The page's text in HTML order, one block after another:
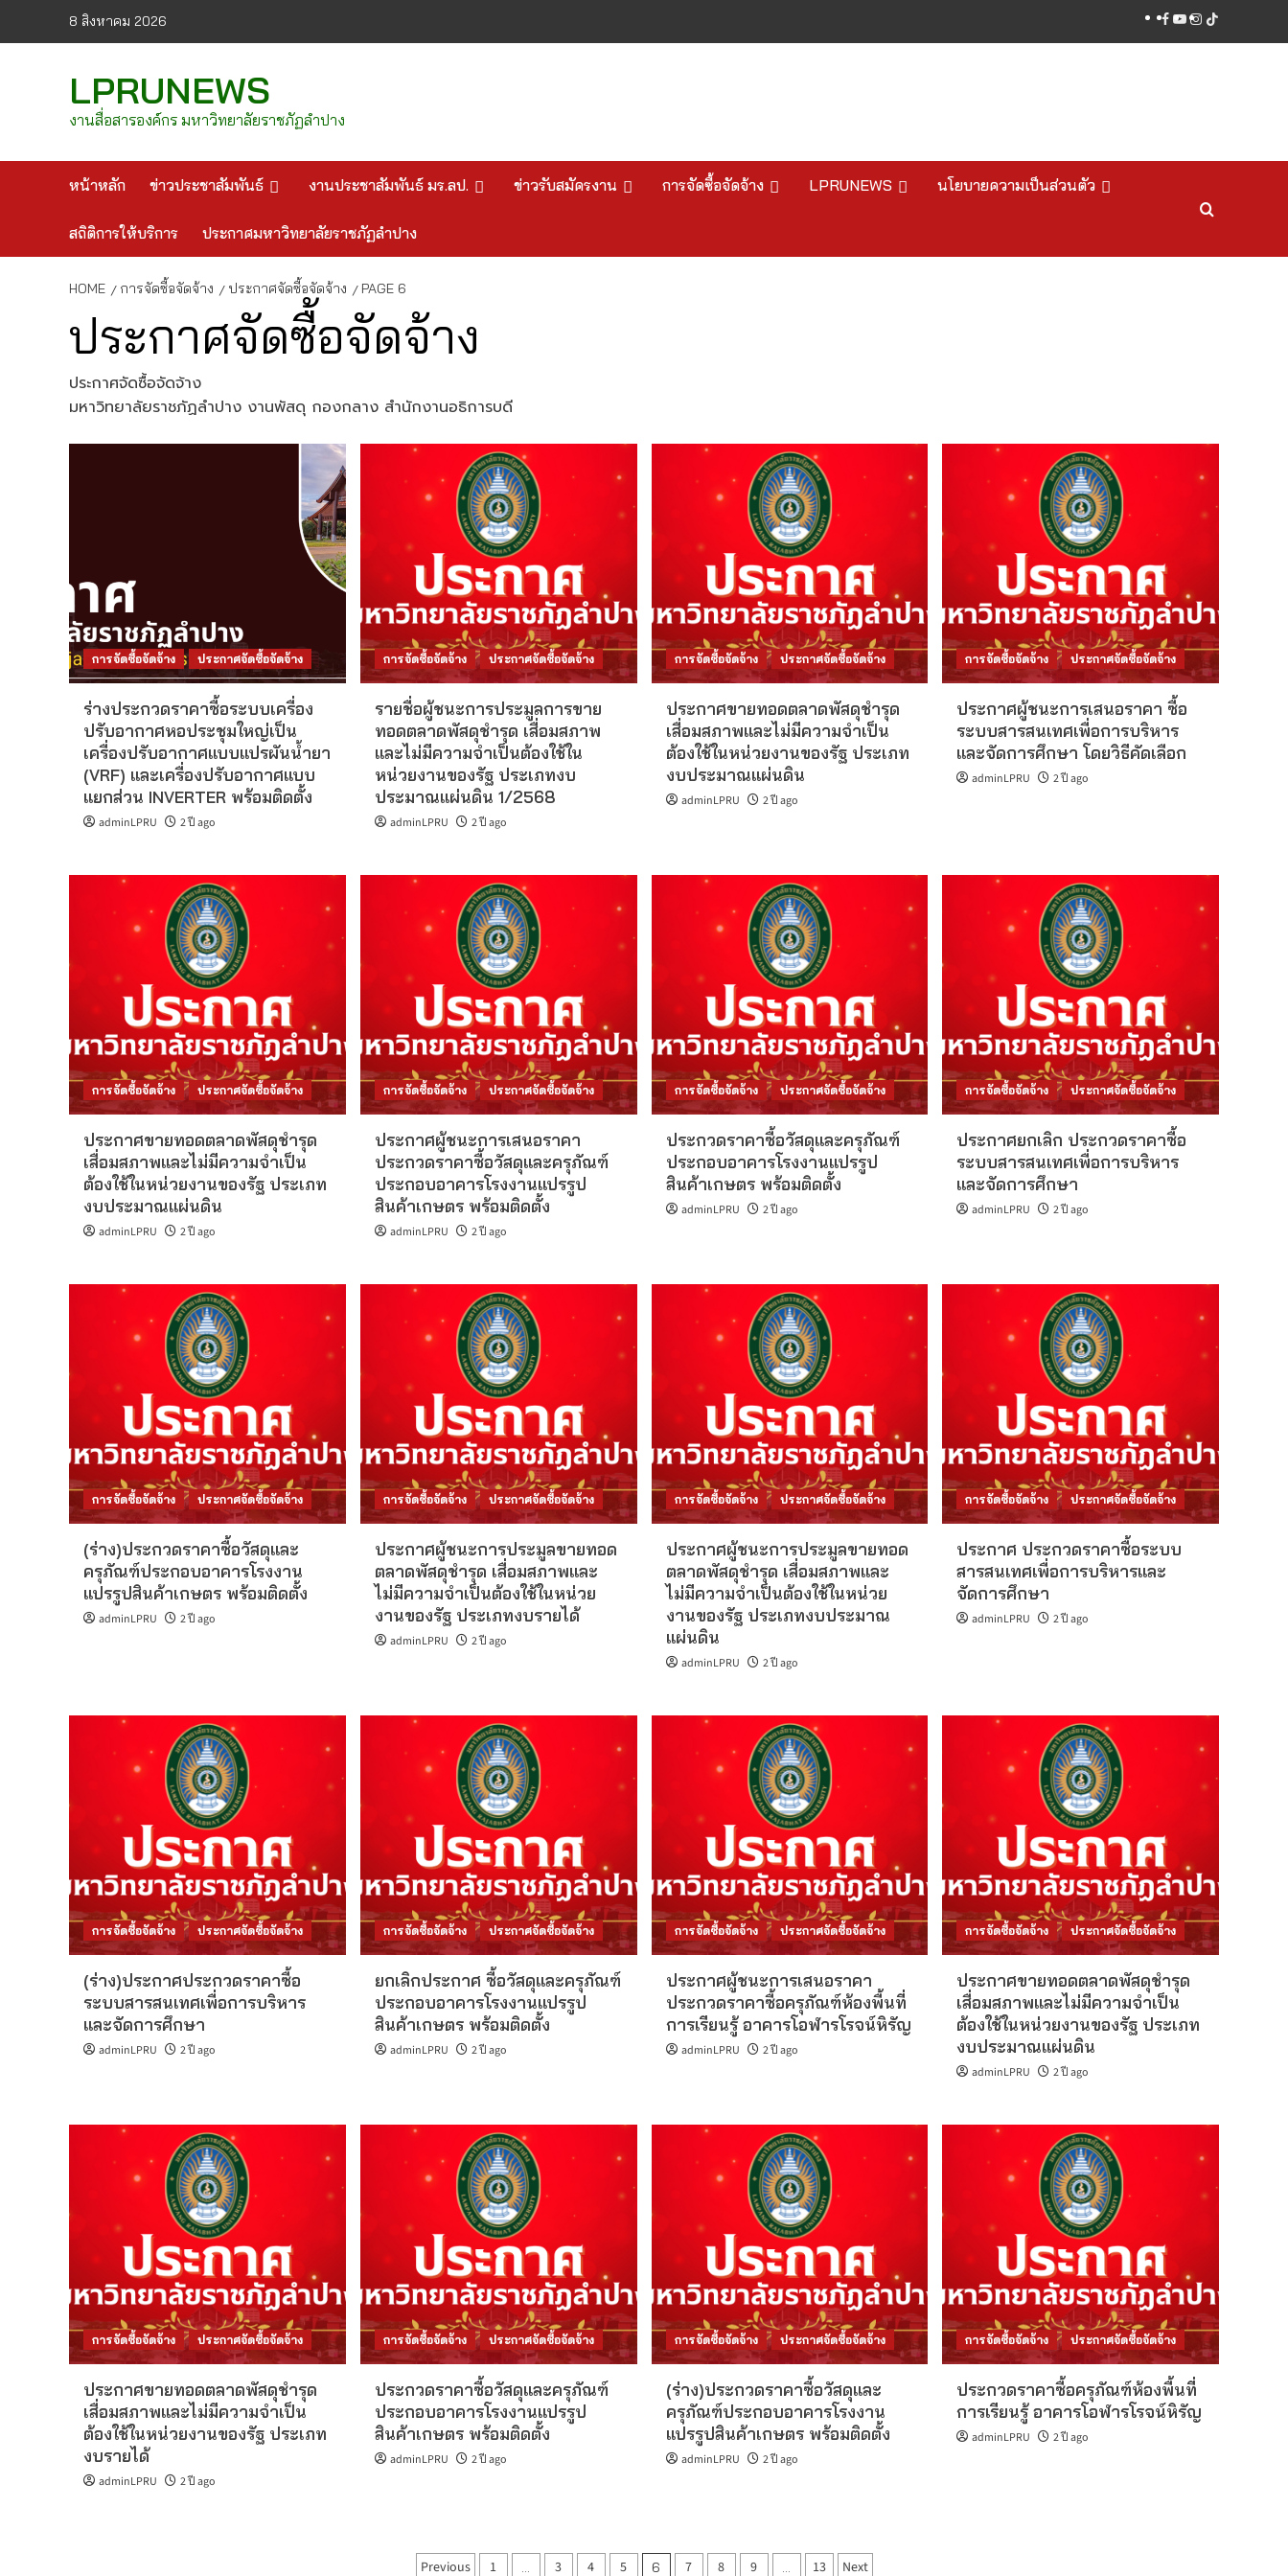
8 สิงหาคม 2026 facebook
youtube
instagram
tiktok
LPRUNEWS
งานสื่อสารองค์กร มหาวิทยาลัยราชภัฏลำปาง
หน้าหลัก ข่าวประชาสัมพันธ์ งานประชาสัมพันธ์ มร.ลป. ข่าวรับสมัครงาน การจัดซื้อจัดจ้าง LPRUNEWS นโยบายความเป็นส่วนตัว
สถิติการให้บริการ ประกาศมหาวิทยาลัยราชภัฏลำปาง
HOME การจัดซื้อจัดจ้าง ประกาศจัดซื้อจัดจ้าง PAGE 6
ประกาศจัดซื้อจัดจ้าง
ประกาศจัดซื้อจัดจ้าง
มหาวิทยาลัยราชภัฏลำปาง งานพัสดุ กองกลาง สำนักงานอธิการบดี
การจัดซื้อจัดจ้าง ประกาศจัดซื้อจัดจ้าง
ร่างประกวดราคาซื้อระบบเครื่อง
ปรับอากาศหอประชุมใหญ่เป็น
เครื่องปรับอากาศแบบแปรผันน้ำยา
(VRF) และเครื่องปรับอากาศแบบ
แยกส่วน INVERTER พร้อมติดตั้ง
adminLPRU 2 ปี ago
การจัดซื้อจัดจ้าง ประกาศจัดซื้อจัดจ้าง
รายชื่อผู้ชนะการประมูลการขาย
ทอดตลาดพัสดุชำรุด เสื่อมสภาพ
และไม่มีความจำเป็นต้องใช้ใน
หน่วยงานของรัฐ ประเภทงบ
ประมาณแผ่นดิน 1/2568
adminLPRU 2 ปี ago
การจัดซื้อจัดจ้าง ประกาศจัดซื้อจัดจ้าง
ประกาศขายทอดตลาดพัสดุชำรุด
เสื่อมสภาพและไม่มีความจำเป็น
ต้องใช้ในหน่วยงานของรัฐ ประเภท
งบประมาณแผ่นดิน
adminLPRU 2 ปี ago
การจัดซื้อจัดจ้าง ประกาศจัดซื้อจัดจ้าง
ประกาศผู้ชนะการเสนอราคา ซื้อ
ระบบสารสนเทศเพื่อการบริหาร
และจัดการศึกษา โดยวิธีคัดเลือก
adminLPRU 2 ปี ago
การจัดซื้อจัดจ้าง ประกาศจัดซื้อจัดจ้าง
ประกาศขายทอดตลาดพัสดุชำรุด
เสื่อมสภาพและไม่มีความจำเป็น
ต้องใช้ในหน่วยงานของรัฐ ประเภท
งบประมาณแผ่นดิน
adminLPRU 2 ปี ago
การจัดซื้อจัดจ้าง ประกาศจัดซื้อจัดจ้าง
ประกาศผู้ชนะการเสนอราคา
ประกวดราคาซื้อวัสดุและครุภัณฑ์
ประกอบอาคารโรงงานแปรรูป
สินค้าเกษตร พร้อมติดตั้ง
adminLPRU 2 ปี ago
การจัดซื้อจัดจ้าง ประกาศจัดซื้อจัดจ้าง
ประกวดราคาซื้อวัสดุและครุภัณฑ์
ประกอบอาคารโรงงานแปรรูป
สินค้าเกษตร พร้อมติดตั้ง
adminLPRU 2 ปี ago
การจัดซื้อจัดจ้าง ประกาศจัดซื้อจัดจ้าง
ประกาศยกเลิก ประกวดราคาซื้อ
ระบบสารสนเทศเพื่อการบริหาร
และจัดการศึกษา
adminLPRU 2 ปี ago
การจัดซื้อจัดจ้าง ประกาศจัดซื้อจัดจ้าง
(ร่าง)ประกวดราคาซื้อวัสดุและ
ครุภัณฑ์ประกอบอาคารโรงงาน
แปรรูปสินค้าเกษตร พร้อมติดตั้ง
adminLPRU 2 ปี ago
การจัดซื้อจัดจ้าง ประกาศจัดซื้อจัดจ้าง
ประกาศผู้ชนะการประมูลขายทอด
ตลาดพัสดุชำรุด เสื่อมสภาพและ
ไม่มีความจำเป็นต้องใช้ในหน่วย
งานของรัฐ ประเภทงบรายได้
adminLPRU 2 ปี ago
การจัดซื้อจัดจ้าง ประกาศจัดซื้อจัดจ้าง
ประกาศผู้ชนะการประมูลขายทอด
ตลาดพัสดุชำรุด เสื่อมสภาพและ
ไม่มีความจำเป็นต้องใช้ในหน่วย
งานของรัฐ ประเภทงบประมาณ
แผ่นดิน
adminLPRU 2 ปี ago
การจัดซื้อจัดจ้าง ประกาศจัดซื้อจัดจ้าง
ประกาศ ประกวดราคาซื้อระบบ
สารสนเทศเพื่อการบริหารและ
จัดการศึกษา
adminLPRU 2 ปี ago
การจัดซื้อจัดจ้าง ประกาศจัดซื้อจัดจ้าง
(ร่าง)ประกาศประกวดราคาซื้อ
ระบบสารสนเทศเพื่อการบริหาร
และจัดการศึกษา
adminLPRU 2 ปี ago
การจัดซื้อจัดจ้าง ประกาศจัดซื้อจัดจ้าง
ยกเลิกประกาศ ซื้อวัสดุและครุภัณฑ์
ประกอบอาคารโรงงานแปรรูป
สินค้าเกษตร พร้อมติดตั้ง
adminLPRU 2 ปี ago
การจัดซื้อจัดจ้าง ประกาศจัดซื้อจัดจ้าง
ประกาศผู้ชนะการเสนอราคา
ประกวดราคาซื้อครุภัณฑ์ห้องพื้นที่
การเรียนรู้ อาคารโอฬารโรจน์หิรัญ
adminLPRU 2 ปี ago
การจัดซื้อจัดจ้าง ประกาศจัดซื้อจัดจ้าง
ประกาศขายทอดตลาดพัสดุชำรุด
เสื่อมสภาพและไม่มีความจำเป็น
ต้องใช้ในหน่วยงานของรัฐ ประเภท
งบประมาณแผ่นดิน
adminLPRU 2 ปี ago
การจัดซื้อจัดจ้าง ประกาศจัดซื้อจัดจ้าง
ประกาศขายทอดตลาดพัสดุชำรุด
เสื่อมสภาพและไม่มีความจำเป็น
ต้องใช้ในหน่วยงานของรัฐ ประเภท
งบรายได้
adminLPRU 2 ปี ago
การจัดซื้อจัดจ้าง ประกาศจัดซื้อจัดจ้าง
ประกวดราคาซื้อวัสดุและครุภัณฑ์
ประกอบอาคารโรงงานแปรรูป
สินค้าเกษตร พร้อมติดตั้ง
adminLPRU 2 ปี ago
การจัดซื้อจัดจ้าง ประกาศจัดซื้อจัดจ้าง
(ร่าง)ประกวดราคาซื้อวัสดุและ
ครุภัณฑ์ประกอบอาคารโรงงาน
แปรรูปสินค้าเกษตร พร้อมติดตั้ง
adminLPRU 2 ปี ago
การจัดซื้อจัดจ้าง ประกาศจัดซื้อจัดจ้าง
ประกวดราคาซื้อครุภัณฑ์ห้องพื้นที่
การเรียนรู้ อาคารโอฬารโรจน์หิรัญ
adminLPRU 2 ปี ago
Posts
Previous 1 … 3 4 5 6 7 8 9 … 13 Next